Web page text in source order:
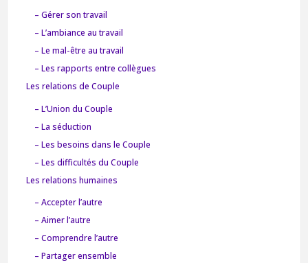
– Gérer son travail
– L’ambiance au travail
– Le mal-être au travail
– Les rapports entre collègues
Les relations de Couple
– L’Union du Couple
– La séduction
– Les besoins dans le Couple
– Les difficultés du Couple
Les relations humaines
– Accepter l’autre
– Aimer l’autre
– Comprendre l’autre
– Partager ensemble